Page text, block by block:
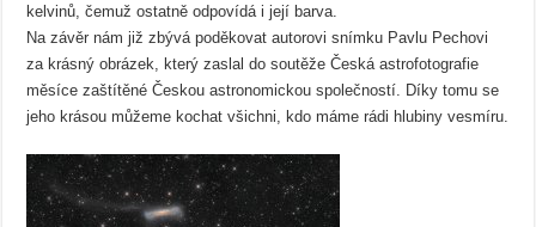
kelvinů, čemuž ostatně odpovídá i její barva.
Na závěr nám již zbývá poděkovat autorovi snímku Pavlu Pechovi
za krásný obrázek, který zaslal do soutěže Česká astrofotografie
měsíce zaštítěné Českou astronomickou společností. Díky tomu se
jeho krásou můžeme kochat všichni, kdo máme rádi hlubiny vesmíru.